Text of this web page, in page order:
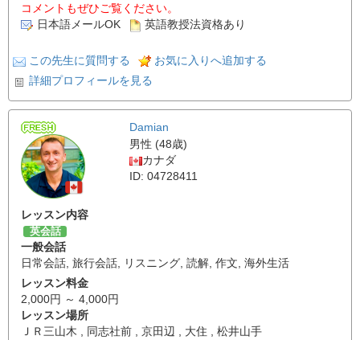
コメントもぜひご覧ください。
日本語メールOK
英語教授法資格あり
この先生に質問する
お気に入りへ追加する
詳細プロフィールを見る
Damian
男性 (48歳)
カナダ
ID: 04728411
レッスン内容
英会話
一般会話
日常会話, 旅行会話, リスニング, 読解, 作文, 海外生活
レッスン料金
2,000円 ～ 4,000円
レッスン場所
ＪＲ三山木 , 同志社前 , 京田辺 , 大住 , 松井山手